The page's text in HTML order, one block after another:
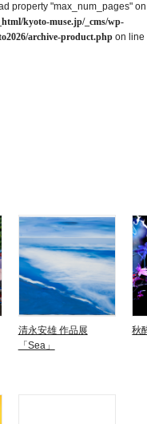
property "max_num_pages"
kyoto-muse.jp/_cms/wp-
archive-product.php on line
清永安雄 作品展
「Sea」
秋